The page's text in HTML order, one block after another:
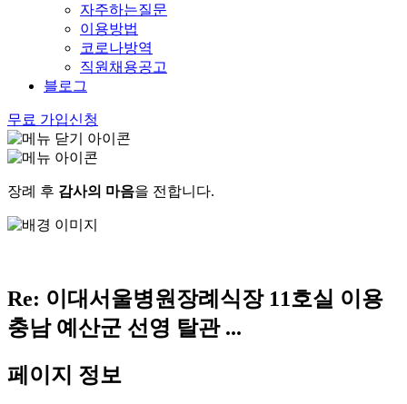
자주하는질문
이용방법
코로나방역
직원채용공고
블로그
무료 가입신청
장례 후 감사의 마음을 전합니다.
Re: 이대서울병원장례식장 11호실 이용
충남 예산군 선영 탈관 ...
페이지 정보